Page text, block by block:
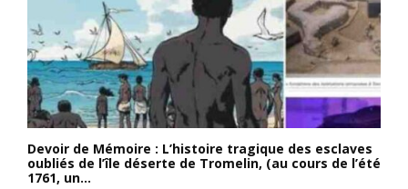
Devoir de Mémoire : L’histoire tragique des esclaves
oubliés de l’île déserte de Tromelin, (au cours de l’été
1761, un...